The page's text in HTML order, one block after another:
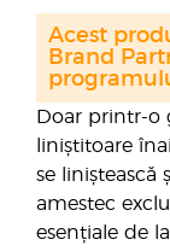
Doar printr-o
liniștitoare
se liniștească
amestec
esențiale de
Acest
Brand